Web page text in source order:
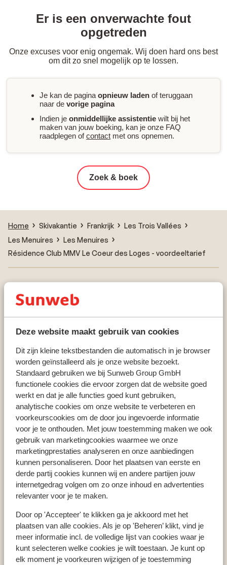
Deze website maakt gebruik van cookies
Dit zijn kleine tekstbestanden die automatisch in je browser
worden geïnstalleerd als je onze website bezoekt.
Standaard gebruiken we bij Sunweb Group GmbH
functionele cookies die ervoor zorgen dat de website goed
werkt en dat je alle functies goed kunt gebruiken,
analytische cookies om onze website te verbeteren en
voorkeurscookies om de door jou ingevoerde informatie
voor je te onthouden. Met jouw toestemming maken we ook
gebruik van marketingcookies waarmee we onze
marketingprestaties analyseren en onze aanbiedingen
kunnen personaliseren. Door het plaatsen van eerste en
derde partij cookies kunnen wij en andere partijen jouw
internetgedrag volgen om zo onze inhoud en advertenties
relevanter voor je te maken.
Door op 'Accepteer' te klikken ga je akkoord met het
plaatsen van alle cookies. Als je op 'Beheren’ klikt, vind je
meer informatie incl. de volledige lijst van cookies waar je
kunt selecteren welke cookies je wilt toestaan. Je kunt op
elk moment je voorkeuren wijzigen of je toestemming
Er is een onverwachte fout
opgetreden
Onze excuses voor enig ongemak. Wij doen hard ons best
om dit zo snel mogelijk op te lossen.
Je kan de pagina opnieuw laden of teruggaan
naar de vorige pagina
Indien je onmiddellijke assistentie wilt bij het
maken van jouw boeking, kan je onze FAQ
raadplegen ofcontact met ons opnemen.
Zoek & boek
Home Skivakantie Frankrijk
Les Trois Vallées
Les Menuires
Les Menuires
Résidence Club MMV Le Coeur des Loges - voordeeltarief
Populaire wintersportlanden
Oostenrijk
Frankrijk
Duitsland
Italie
Zwitserland
Populaire wintersportbestemmingen
Kaprun
La Plagne
La Toussuire
Les Arcs
Mayrhofen
Serfaus
Populaire skigebieden
Zillertal